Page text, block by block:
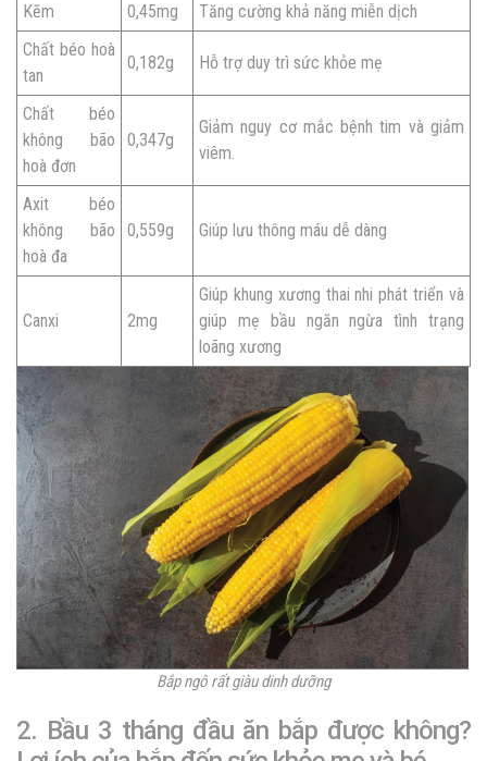
Kẽm
0,45mg
Tăng cường khả năng miễn dịch
Chất béo hoà
tan
0,182g Hỗ trợ duy trì sức khỏe mẹ
Chất béo
không bão
hoà đơn
0,347g
Giảm nguy cơ mắc bệnh tim và giảm
viêm.
Axit béo
không bão
hoà đa
0,559g Giúp lưu thông máu dễ dàng
Canxi 2mg
Giúp khung xương thai nhi phát triển và
giúp mẹ bầu ngăn ngừa tình trạng
loãng xương
Bắp ngô rất giàu dinh dưỡng
2. Bầu 3 tháng đầu ăn bắp được không?